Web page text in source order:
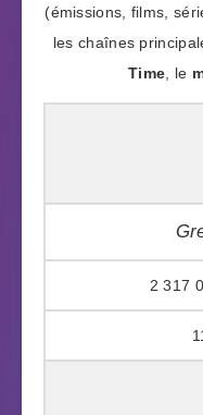
(émissions, films,
les chaînes
Time , le
2 317